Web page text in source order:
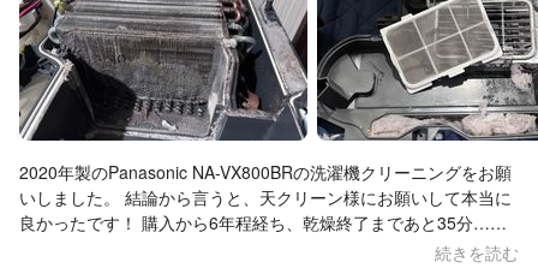
2020年製のPanasonic NA-VX800BRの洗濯機クリーニングをお願
いしました。 結論から言うと、天クリーン様にお願いして本当に
良かったです！ 購入から6年程経ち、乾燥終了まであと35分…に
なってから2時間程かかるようになったことがきっかけで依頼しま
続きを読む